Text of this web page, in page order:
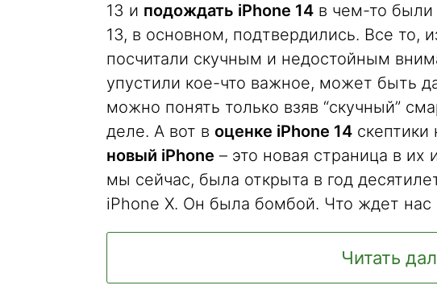
13 и подождать iPhone 14 в чем-то были
13, в основном, подтвердились. Все то,
посчитали скучным и недостойным
упустили кое-что важное, может быть
можно понять только взяв “скучный”
деле. А вот в оценке iPhone 14
новый iPhone – это новая страница в их
мы сейчас, была открыта в год
iPhone X. Он была бомбой. Что ждет
Читать